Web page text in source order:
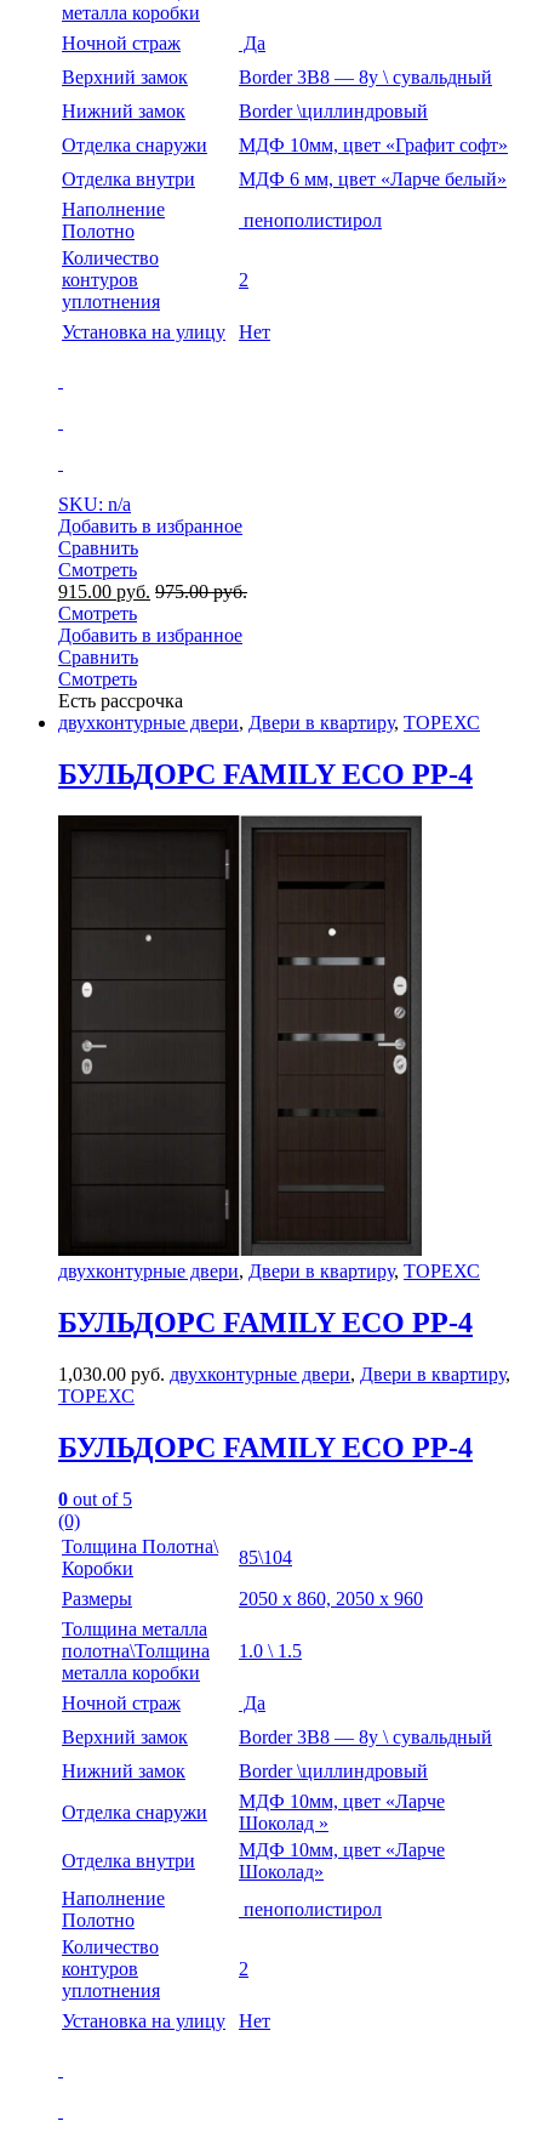
металла коробки
Ночной страж
Да
Верхний замок
Border 3В8 — 8у \ сувальдный
Нижний замок
Border \циллиндровый
Отделка снаружи
МДФ 10мм, цвет «Графит софт»
Отделка внутри
МДФ 6 мм, цвет «Ларче белый»
Наполнение
Полотно
пенополистирол
Количество
контуров
уплотнения
2
Установка на улицу Нет
SKU: n/a
Добавить в избранное
Сравнить
Смотреть
915.00 руб. 975.00руб.
Смотреть
Добавить в избранное
Сравнить
Смотреть
Есть рассрочка
двухконтурные двери, Двери в квартиру, ТОРЕХС
БУЛЬДОРС FAMILY ECO PP-4
двухконтурные двери, Двери в квартиру, ТОРЕХС
БУЛЬДОРС FAMILY ECO PP-4
1,030.00 руб. двухконтурные двери, Двери в квартиру,
ТОРЕХС
БУЛЬДОРС FAMILY ECO PP-4
0 out of 5
(0)
Толщина Полотна\
Коробки
85\104
Размеры
2050 х 860, 2050 х 960
Толщина металла
полотна\Толщина
металла коробки
1.0 \ 1.5
Ночной страж
Да
Верхний замок
Border 3В8 — 8у \ сувальдный
Нижний замок
Border \циллиндровый
Отделка снаружи
МДФ 10мм, цвет «Ларче
Шоколад »
Отделка внутри
МДФ 10мм, цвет «Ларче
Шоколад»
Наполнение
Полотно
пенополистирол
Количество
контуров
уплотнения
2
Установка на улицу Нет